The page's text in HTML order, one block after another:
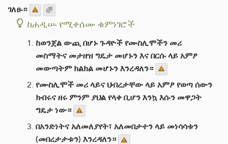
ገለፁ።
ከሐዲሡ የሚቀሰሙ ቁምነገሮች
ከወንጀል ውጪ በሆኑ ጉዳዮች የሙስሊሞችን መሪ
መስማትና መታዘዝ ግዴታ መሆኑን እና በርሱ ላይ አምፆ
መውጣትም ክልክል መሆኑን እንረዳለን።
የሙስሊሞች መሪ ላይና ህብረታቸው ላይ አምፆ የወጣ ሰውን
ክብሩና ዘሩ ምንም ያህል የላቀ ቢሆን እንኳ እሱን መዋጋት
ግዴታ ነው።
በአንድነትና አለመለያየት፣ አለመበታተን ላይ መነሳሳቱን
(መበረታታቱን) እንረዳለን።